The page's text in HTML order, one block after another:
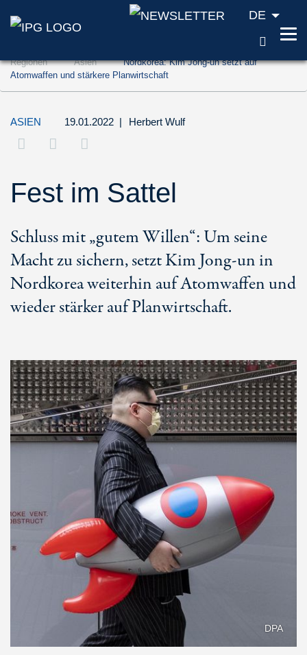
Zum Inhalt springen (Accesskey '1')
Zur Suche springen (Accesskey '2')
DE
Regionen Asien
Nordkorea: Kim Jong-un setzt auf
Atomwaffen und stärkere Planwirtschaft
ASIEN 19.01.2022 | Herbert Wulf
Fest im Sattel
Schluss mit „gutem Willen“: Um seine
Macht zu sichern, setzt Kim Jong-un in
Nordkorea weiterhin auf Atomwaffen und
wieder stärker auf Planwirtschaft.
DPA